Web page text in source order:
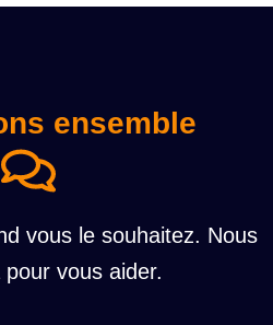
ensemble
vous le souhaitez. Nous
vous aider.